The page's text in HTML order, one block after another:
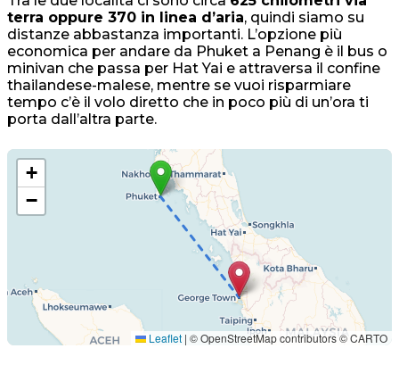
terra oppure 370 in linea d’aria, quindi siamo su
distanze abbastanza importanti. L’opzione più
economica per andare da Phuket a Penang è il bus o
minivan che passa per Hat Yai e attraversa il confine
thailandese-malese, mentre se vuoi risparmiare
tempo c’è il volo diretto che in poco più di un’ora ti
porta dall’altra parte.
+
−
Leaflet | © OpenStreetMap contributors © CARTO